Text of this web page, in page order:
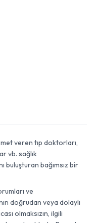
veren tıp doktorları,
vb. sağlık
buluşturan bağımsız bir
ve
doğrudan veya dolaylı
olmaksızın, ilgili